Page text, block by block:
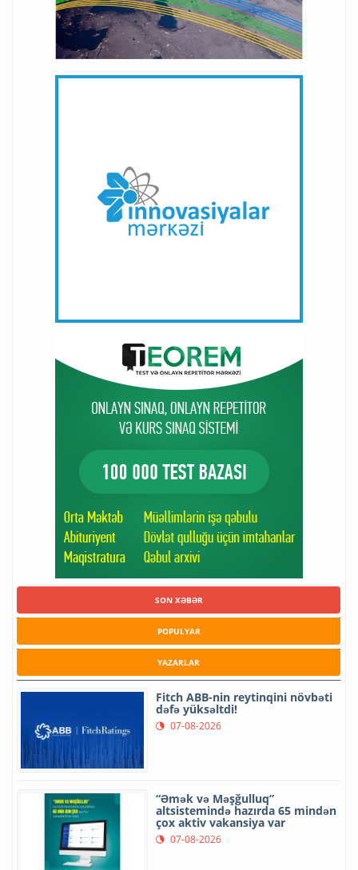
SON XƏBƏR
POPULYAR
YAZARLAR
Fitch ABB-nin reytinqini növbəti
dəfə yüksəltdi!
07-08-2026
“Əmək və Məşğulluq”
altsistemində hazırda 65 mindən
çox aktiv vakansiya var
07-08-2026